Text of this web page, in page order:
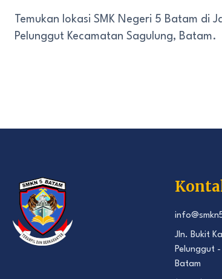
Temukan lokasi SMK Negeri 5 Batam di
Pelunggut Kecamatan Sagulung, Batam.
Jln. Bukit
Pelunggut
Batam